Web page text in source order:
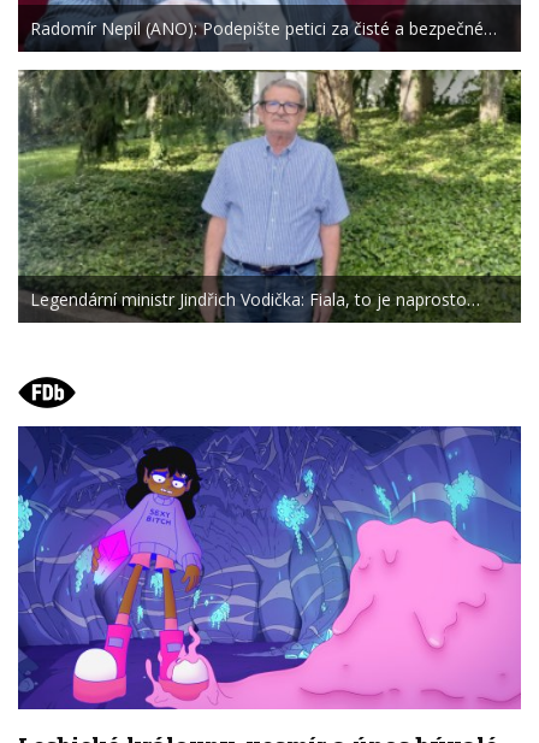
Radomír Nepil (ANO): Podepište petici za čisté a bezpečné…
Legendární ministr Jindřich Vodička: Fiala, to je naprosto…